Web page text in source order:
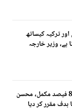
ترکیہ کیساتھ
وزیر خارجہ
سیف سٹی توسیعی منصوبہ 85 فیصد مکمل، محسن